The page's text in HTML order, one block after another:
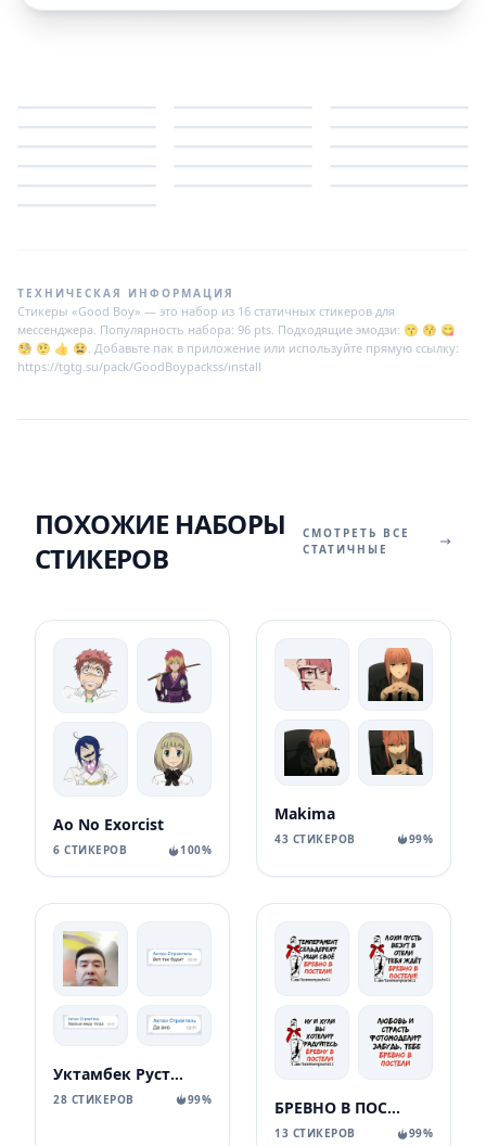
ТЕХНИЧЕСКАЯ ИНФОРМАЦИЯ
Стикеры «Good Boy» — это набор из 16 статичных стикеров для
мессенджера. Популярность набора: 96 pts. Подходящие эмодзи: 😙 😚 😋
🧐 🤨 👍 😫. Добавьте пак в приложение или используйте прямую ссылку:
https://tgtg.su/pack/GoodBoypackss/install
ПОХОЖИЕ НАБОРЫ
СТИКЕРОВ
СМОТРЕТЬ ВСЕ
СТАТИЧНЫЕ
Ao No Exorcist
6 СТИКЕРОВ 100%
Makima
43 СТИКЕРОВ 99%
Уктамбек Рустамбекович
28 СТИКЕРОВ 99% БРЕВНО В ПОСТЕЛИ
13 СТИКЕРОВ 99%